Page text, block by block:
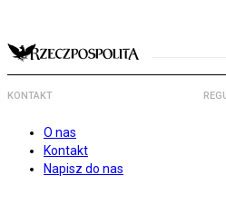
KONTAKT
O nas
Kontakt
Napisz do nas